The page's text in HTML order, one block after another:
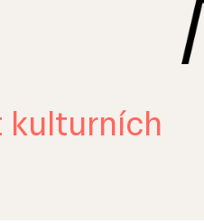
kulturních